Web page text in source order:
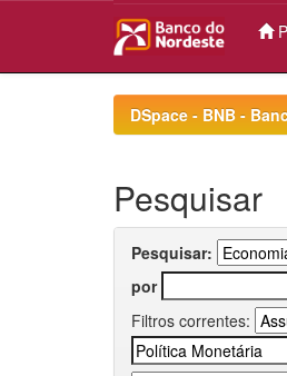
DSpace - BNB -
Pesquisar
Pesquisar:
por
Filtros correntes: